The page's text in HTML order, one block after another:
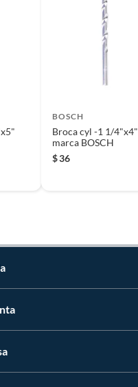
BOSCH
Broca cyl -1 1/4"x4"
marca BOSCH
$36